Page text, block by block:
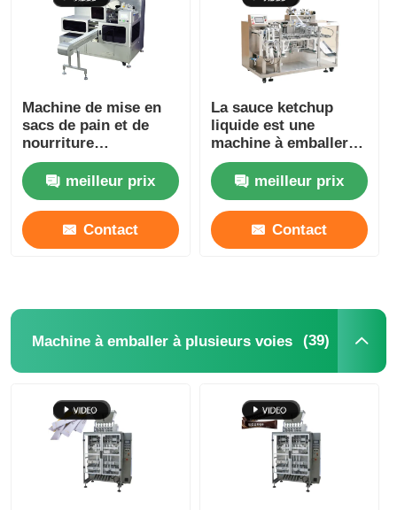
Machine d'emballage de poudre
Autre appareil
Services de transformation des emballages
Matériau d'emballage
Machine de mise en
sacs de pain et de
nourriture
entièrement
automatique 13-40
sacs/minute
meilleur prix
Contact
La sauce ketchup
liquide est une
machine à emballer
automatique
horizontale.meilleur prix
Contact
Machine à emballer à plusieurs voies (39)